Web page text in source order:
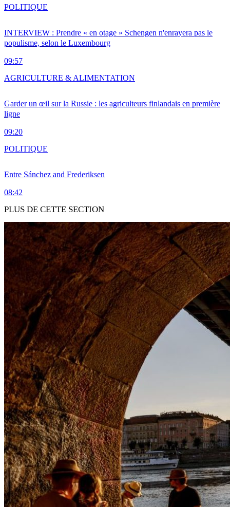
INTERVIEW : Prendre « en otage » Schengen n'enrayera pas le
populisme, selon le Luxembourg
09:57
POLITIQUE
Garder un œil sur la Russie : les agriculteurs finlandais en première
ligne
09:20
AGRICULTURE & ALIMENTATION
Entre Sánchez and Frederiksen
08:42
POLITIQUE
PLUS DE CETTE SECTION